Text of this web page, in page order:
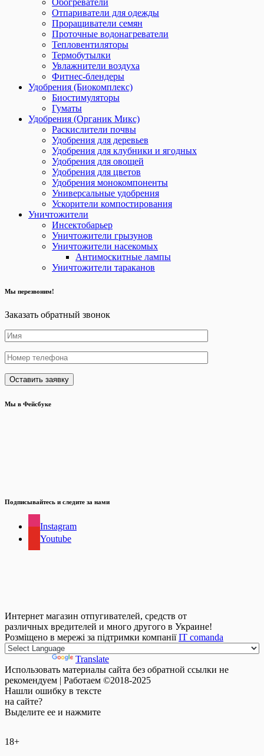
Обогреватели
Отпариватели для одежды
Проращиватели семян
Проточные водонагреватели
Тепловентиляторы
Термобутылки
Увлажнители воздуха
Фитнес-блендеры
Удобрения (Биокомплекс)
Биостимуляторы
Гуматы
Удобрения (Органик Микс)
Раскислители почвы
Удобрения для деревьев
Удобрения для клубники и ягодных
Удобрения для овощей
Удобрения для цветов
Удобрения монокомпоненты
Универсальные удобрения
Ускорители компостирования
Уничтожители
Инсектобарьер
Уничтожители грызунов
Уничтожители насекомых
Антимоскитные лампы
Уничтожители тараканов
Мы перезвоним!
Заказать обратный звонок
Мы в Фейсбуке
Подписывайтесь и следите за нами
Instagram
Youtube
Интернет магазин отпугивателей, средств от
различных вредителей и много другого в Украине!
Розміщено в мережі за підтримки компаніїIT comanda
Translate
Использовать материалы сайта без обратной ссылки не
рекомендуем | Работаем ©2018-2025
Нашли ошибку в тексте
на сайте?
Выделите ее и нажмите
18+